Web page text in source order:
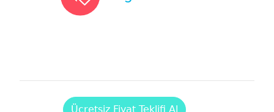
Ücretsiz Fiyat Teklifi Al
Düğünfırsatı